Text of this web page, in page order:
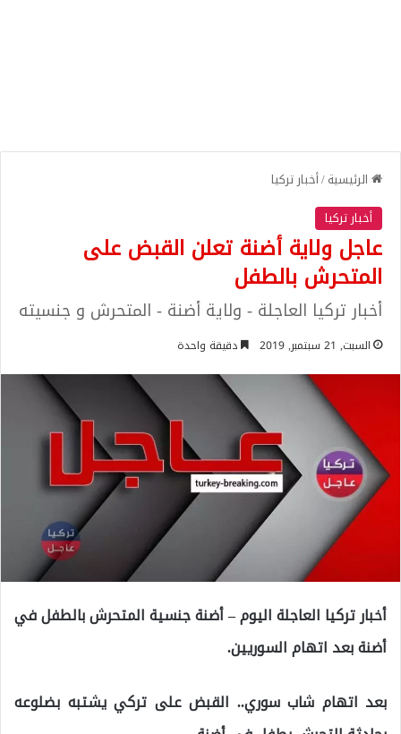
الرئيسية/أخبار تركيا
أخبار تركيا
عاجل ولاية أضنة تعلن القبض على
المتحرش بالطفل
أخبار تركيا العاجلة - ولاية أضنة - المتحرش و جنسيته
السبت, 21 سبتمبر, 2019 دقيقة واحدة
أخبار تركيا العاجلة اليوم – أضنة جنسية المتحرش بالطفل في
أضنة بعد اتهام السوريين.
بعد اتهام شاب سوري.. القبض على تركي يشتبه بضلوعه